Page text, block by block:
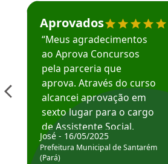
Estudante José recomenda o
Aprovados
“Meus agradecimentos
ao Aprova Concursos
pela parceria que
aprova. Através do curso
alcancei aprovação em
sexto lugar para o cargo
de Assistente Social.
Hoje estou atuando na
Prefeitura de Santarém.
José - 16/05/2025
Prefeitura Municipal de Santarém
(Pará)